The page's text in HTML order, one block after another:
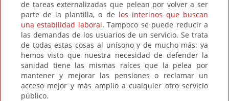
de tareas externalizadas que pelean por volver a ser
parte de la plantilla, o de los interinos que buscan
una estabilidad laboral. Tampoco se puede reducir a
las demandas de los usuarios de un servicio. Se trata
de todas estas cosas al unísono y de mucho más: ya
hemos visto que nuestra necesidad de defender la
sanidad tiene las mismas raíces que la pelea por
mantener y mejorar las pensiones o reclamar un
acceso mejor y más amplio a cualquier otro servicio
público.